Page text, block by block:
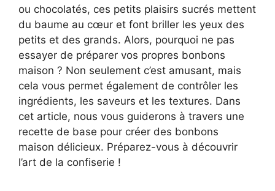
ou chocolatés, ces petits plaisirs sucrés mettent
du baume au cœur et font briller les yeux des
petits et des grands. Alors, pourquoi ne pas
essayer de préparer vos propres bonbons
maison ? Non seulement c’est amusant, mais
cela vous permet également de contrôler les
ingrédients, les saveurs et les textures. Dans
cet article, nous vous guiderons à travers une
recette de base pour créer des bonbons
maison délicieux. Préparez-vous à découvrir
l’art de la confiserie !